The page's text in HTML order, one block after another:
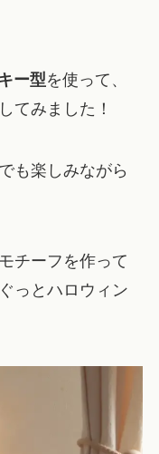
ー型を使って、
てみました！
も楽しみながら
チーフを作って
っとハロウィン